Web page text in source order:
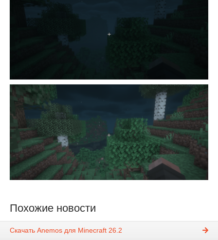
Похожие новости
Скачать Anemos для Minecraft 26.2